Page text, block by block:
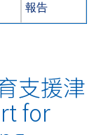
報告
支援津
for